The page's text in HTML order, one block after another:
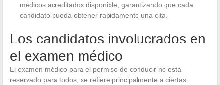
médicos acreditados disponible, garantizando que cada
candidato pueda obtener rápidamente una cita.
Los candidatos involucrados en
el examen médico
El examen médico para el permiso de conducir no está
reservado para todos, se refiere principalmente a ciertas